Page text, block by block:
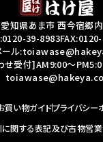
知県あま市 西今宿郷内
0120-39-8983
ール
せ受付]AM9:00～
買い物ガイドプライバシー
関する表記及び古物営